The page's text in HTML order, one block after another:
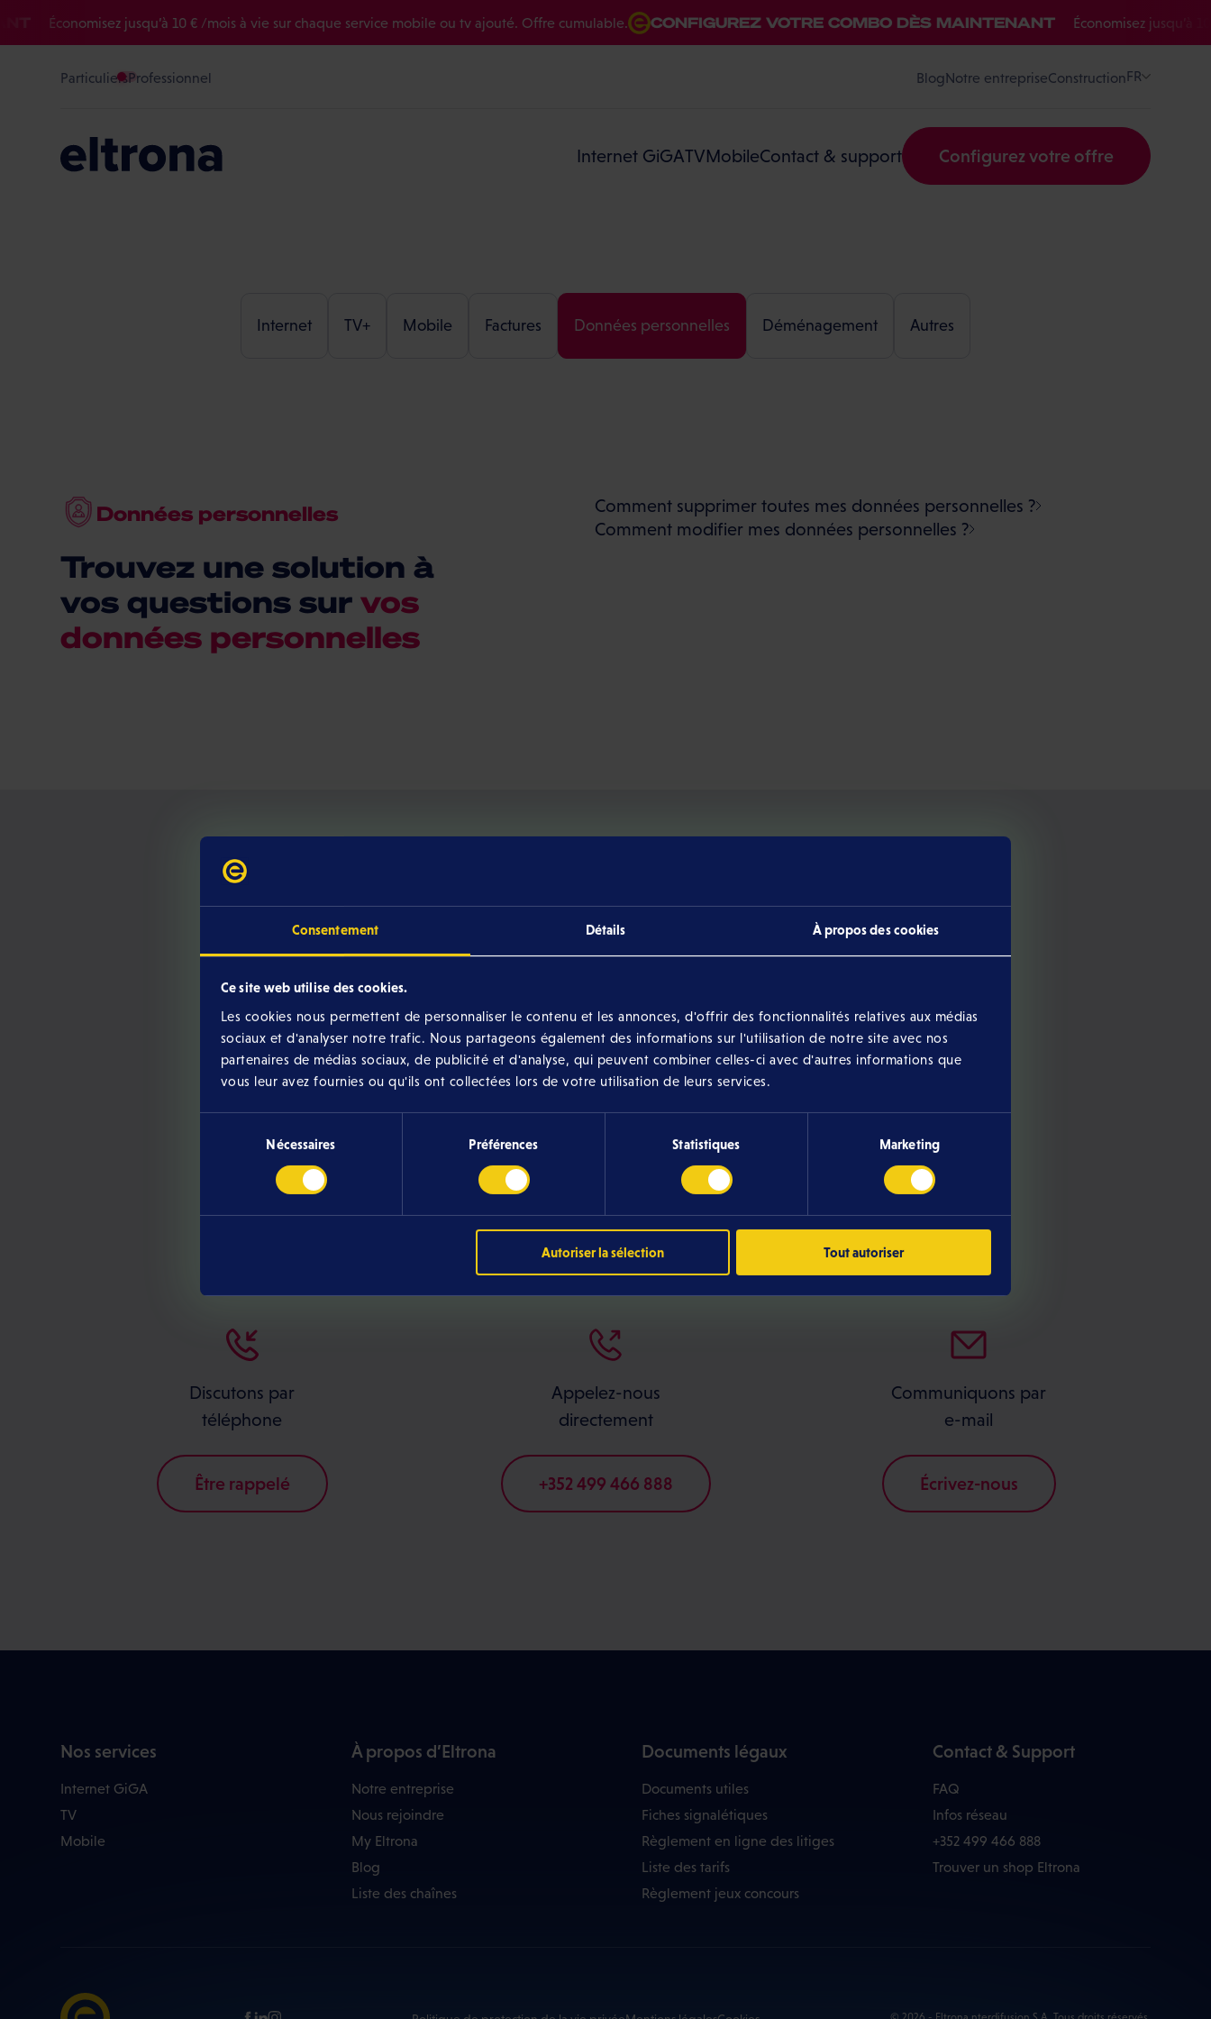
Consentement Détails À propos des cookies
Ce site web utilise des cookies.
Les cookies nous permettent de personnaliser le contenu et les annonces, d'offrir des fonctionnalités relatives aux médias
sociaux et d'analyser notre trafic. Nous partageons également des informations sur l'utilisation de notre site avec nos
partenaires de médias sociaux, de publicité et d'analyse, qui peuvent combiner celles-ci avec d'autres informations que
vous leur avez fournies ou qu'ils ont collectées lors de votre utilisation de leurs services.
consentement
Nécessaires Préférences Statistiques Marketing
Autoriser la sélection Tout autoriser
Économisez jusqu’à 10 € /mois à vie sur chaque service mobile ou tv ajouté. Offre cumulable. CONFIGUREZ VOTRE COMBO DÈS MAINTENANT Économisez jusqu’à 10
ParticuliersProfessionnel BlogNotre entrepriseConstructionFR
Internet GiGATVMobileContact & support Configurez votre offre
Internet TV+ Mobile Factures Données personnelles Déménagement Autres
Données personnelles
Trouvez une solution à
vos questions survos
données personnelles
Comment supprimer toutes mes données personnelles ?
Comment modifier mes données personnelles ?
Avez-vous encore une question
ou un doute ?
Discutons par
téléphone
Être rappelé
Appelez-nous
directement
+352 499 466 888
Communiquons par
e-mail
Écrivez-nous
Nos services
Internet GiGA
TV
Mobile
À propos d’Eltrona
Notre entreprise
Nous rejoindre
My Eltrona
Blog
Liste des chaînes
Documents légaux
Documents utiles
Fiches signalétiques
Règlement en ligne des litiges
Liste des tarifs
Règlement jeux concours
Contact & Support
FAQ
Infos réseau
+352 499 466 888
Trouver un shop Eltrona